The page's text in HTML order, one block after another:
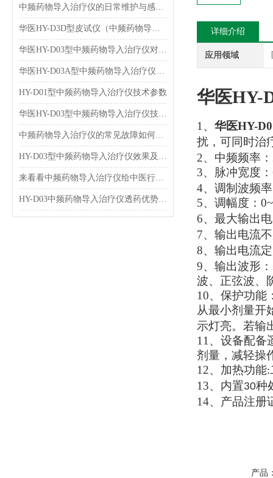
中频药物导入治疗仪的日常维护与感染控制规范
华医HY-D3D型皮试仪（中频药物导入治疗仪)）介绍
华医HY-D03型中频药物导入治疗仪对于小儿肺炎临床效果及应用
华医HY-D03A型中频药物导入治疗仪技术参数
HY-D01型中频药物导入治疗仪技术参数
华医HY-D03型中频药物导入治疗仪技术参数
中频药物导入治疗仪的常见故障如何进行排除呢？
HY-D03型中频药物导入治疗仪效果及临床应用
来看看中频药物导入治疗仪给中医行业带来了哪些辅助？
HY-D03中频药物导入治疗仪透药优势及特色
详细介绍
应用领域
华医HY-
1 、 华医HY-
扰，可同时治
2、 中频频率 ：
3、 脉冲宽度 ：
4、 调制波频率
5、 调幅度 ：
6、 最大输出
7、 输出电流
8、 输出电流
9、 输出波形 ：
波、正弦波、
10、 保护功能
从最小剂量开
示灯亮。若输
11 、 设备配备
剂量，减轻操
12、 加热功能:
13、 内置30种
14、 产品注册
产品